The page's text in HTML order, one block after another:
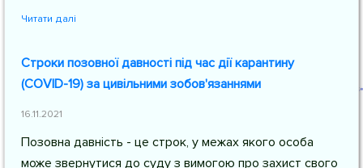
Читати далі
Строки позовної давності під час дії карантину
(COVID-19) за цивільними зобов'язаннями
16.11.2021
Позовна давність - це строк, у межах якого особа
може звернутися до суду з вимогою про захист свого